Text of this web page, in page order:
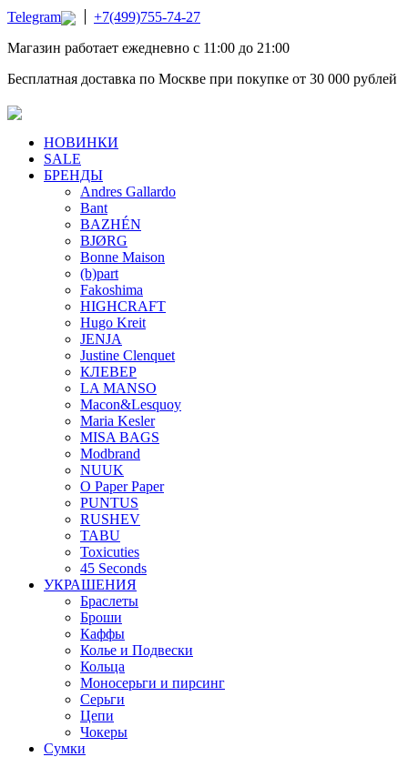
Telegram
+7(499)755-74-27
Магазин работает ежедневно с 11:00 до 21:00
Бесплатная доставка по Москве при покупке от 30 000 рублей
НОВИНКИ
SALE
БРЕНДЫ
Andres Gallardo
Bant
BAZHÉN
BJØRG
Bonne Maison
(b)part
Fakoshima
HIGHCRAFT
Hugo Kreit
JENJA
Justine Clenquet
КЛЕВЕР
LA MANSO
Macon&Lesquoy
Maria Kesler
MISA BAGS
Modbrand
NUUK
O Paper Paper
PUNTUS
RUSHEV
TABU
Toxicuties
45 Seconds
УКРАШЕНИЯ
Браслеты
Броши
Каффы
Колье и Подвески
Кольца
Моносерьги и пирсинг
Серьги
Цепи
Чокеры
Сумки